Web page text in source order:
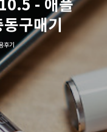
- 애플
구매기
후기